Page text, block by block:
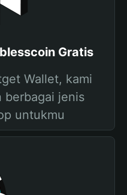
Gratis
Wallet, kami
berbagai jenis
untukmu